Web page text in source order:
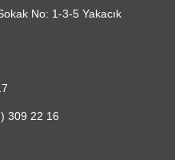
No: 1-3-5 Yakacık
309 22 16